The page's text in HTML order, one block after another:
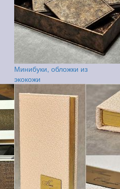
Минибуки, обложки из
экокожи